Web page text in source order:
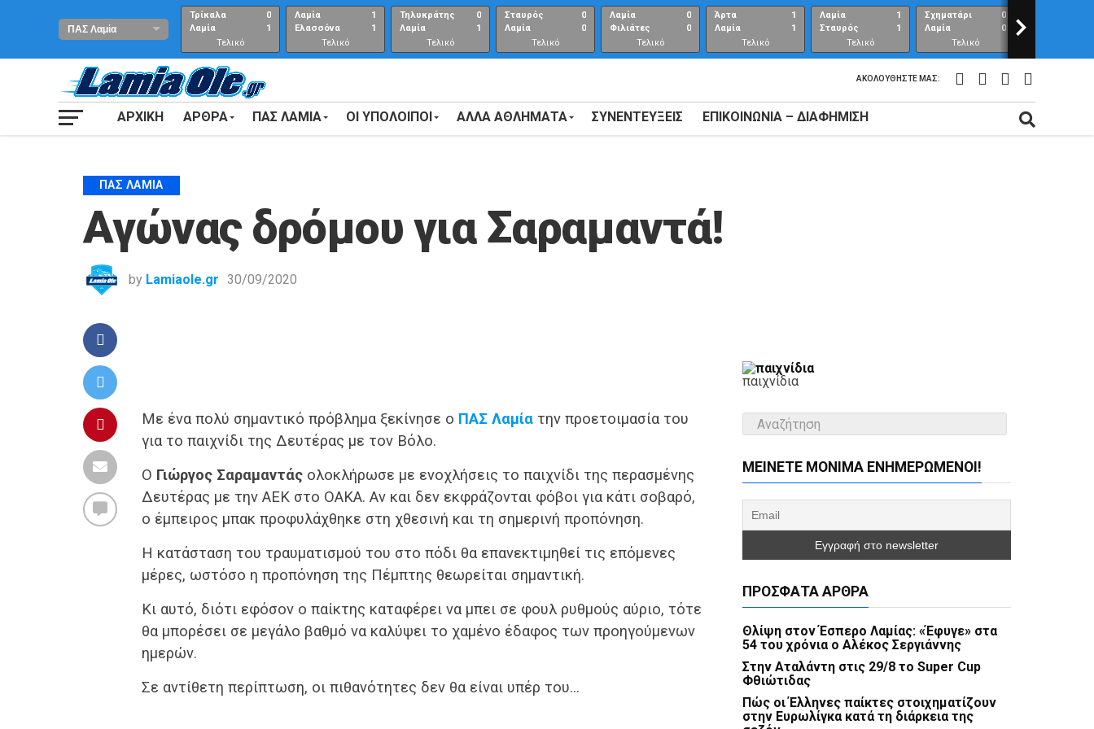
Τρίκαλα
Λαμία
0
1
Τελικό
αποτέλεσμα
Λαμία
Ελασσόνα
1
1
Τελικό
Αποτέλεσμα
Τηλυκράτης
Λαμία
0
1
Τελικό
αποτέλεσμα
Σταυρός
Λαμία
0
0
Τελικό
αποτέλεσμα
Λαμία
Φιλιάτες
0
0
Τελικό
Αποτέλεσμα
Άρτα
Λαμία
1
1
Τελικό
αποτέλεσμα
Λαμία
Σταυρός
1
1
Τελικό
αποτέλεσμα
Σχηματάρι
Λαμία
0
0
Τελικό
αποτέλεσμα
>
ΑΚΟΛΟΥΘΉΣΤΕ ΜΑΣ:
ΑΡΧΙΚΗ ΑΡΘΡΑ ΠΑΣ ΛΑΜΙΑ ΟΙ ΥΠΟΛΟΙΠΟΙ ΑΛΛΑ ΑΘΛΗΜΑΤΑ ΣΥΝΕΝΤΕΎΞΕΙΣ ΕΠΙΚΟΙΝΩΝΊΑ – ΔΙΑΦΉΜΙΣΗ
ΠΑΣ ΛΑΜΊΑ
Αγώνας δρόμου για Σαραμαντά!
by Lamiaole.gr 30/09/2020
Με ένα πολύ σημαντικό πρόβλημα ξεκίνησε ο ΠΑΣ Λαμία την προετοιμασία του
για το παιχνίδι της Δευτέρας με τον Βόλο.
Ο Γιώργος Σαραμαντάς ολοκλήρωσε με ενοχλήσεις το παιχνίδι της περασμένης
Δευτέρας με την ΑΕΚ στο ΟΑΚΑ. Αν και δεν εκφράζονται φόβοι για κάτι σοβαρό,
ο έμπειρος μπακ προφυλάχθηκε στη χθεσινή και τη σημερινή προπόνηση.
Η κατάσταση του τραυματισμού του στο πόδι θα επανεκτιμηθεί τις επόμενες
μέρες, ωστόσο η προπόνηση της Πέμπτης θεωρείται σημαντική.
Κι αυτό, διότι εφόσον ο παίκτης καταφέρει να μπει σε φουλ ρυθμούς αύριο, τότε
θα μπορέσει σε μεγάλο βαθμό να καλύψει το χαμένο έδαφος των προηγούμενων
ημερών.
Σε αντίθετη περίπτωση, οι πιθανότητες δεν θα είναι υπέρ του…
παιχνίδια
ΜΕΊΝΕΤΕ ΜΌΝΙΜΑ ΕΝΗΜΕΡΏΜΕΝΟΙ!
ΠΡΌΣΦΑΤΑ ΆΡΘΡΑ
Θλίψη στον Έσπερο Λαμίας: «Έφυγε» στα
54 του χρόνια ο Αλέκος Σεργιάννης
Στην Αταλάντη στις 29/8 το Super Cup
Φθιώτιδας
Πώς οι Έλληνες παίκτες στοιχηματίζουν
στην Ευρωλίγκα κατά τη διάρκεια της